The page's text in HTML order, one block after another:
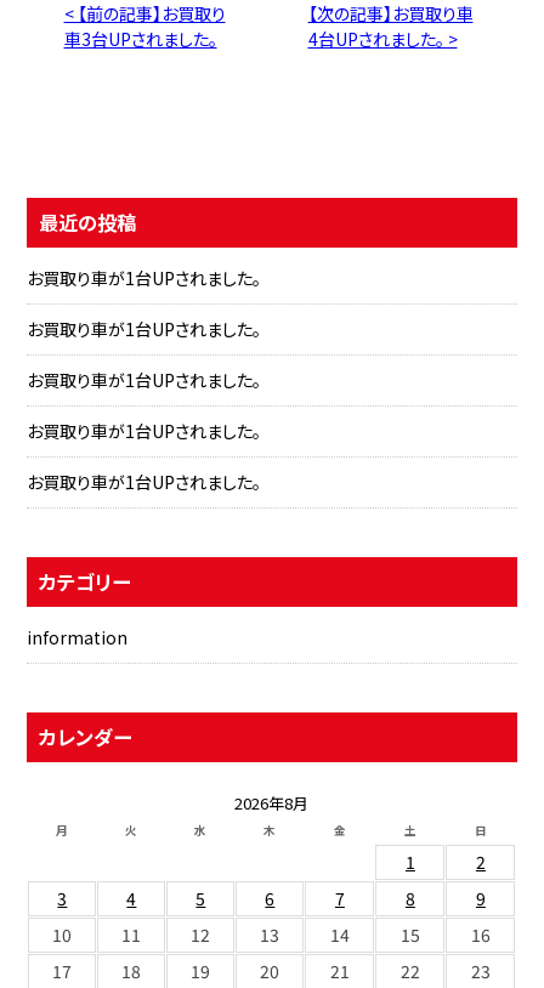
< 【前の記事】お買取り
車3台UPされました。
【次の記事】お買取り車
4台UPされました。 >
最近の投稿
お買取り車が1台UPされました。
お買取り車が1台UPされました。
お買取り車が1台UPされました。
お買取り車が1台UPされました。
お買取り車が1台UPされました。
カテゴリー
information
カレンダー
2026年8月
月 火 水 木 金 土 日
1
2
3
4 5 6 7 8
9
10
11 12 13 14 15
16
17
18 19 20 21 22
23